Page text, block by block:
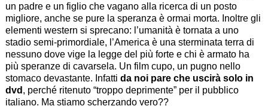
un padre e un figlio che vagano alla ricerca di un posto
migliore, anche se pure la speranza è ormai morta. Inoltre gli
elementi western si sprecano: l’umanità è tornata a uno
stadio semi-primordiale, l’America è una sterminata terra di
nessuno dove vige la legge del più forte e chi è armato ha
più speranze di cavarsela. Un film cupo, un pugno nello
stomaco devastante. Infatti da noi pare che uscirà solo in
dvd , perché ritenuto “troppo deprimente” per il pubblico
italiano. Ma stiamo scherzando vero??